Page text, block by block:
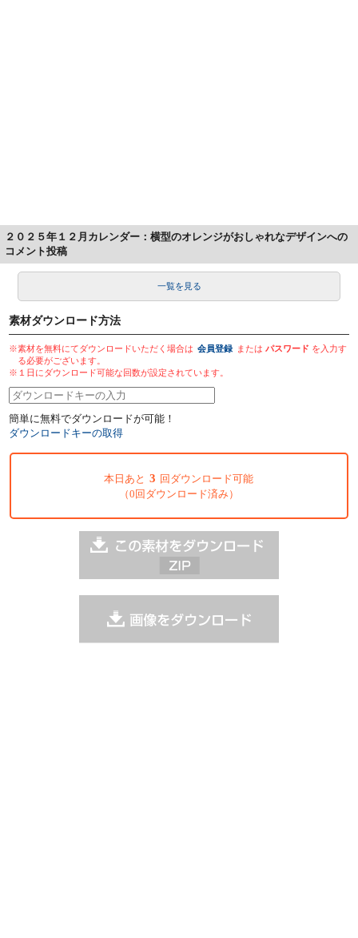
２０２５年１２月カレンダー：横型のオレンジがおしゃれなデザインへの
コメント投稿
一覧を見る
素材ダウンロード方法
※素材を無料にてダウンロードいただく場合は 会員登録 またはパスワード を入力す
る必要がございます。
※１日にダウンロード可能な回数が設定されています。
簡単に無料でダウンロードが可能！
ダウンロードキーの取得
本日あと 3 回ダウンロード可能
（0回ダウンロード済み）